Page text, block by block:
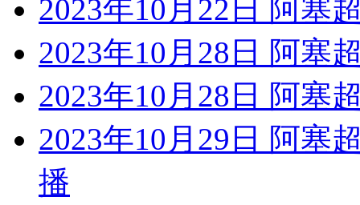
2023年10月22日 阿塞
2023年10月28日 阿塞
2023年10月28日 阿塞
2023年10月29日 阿塞
播